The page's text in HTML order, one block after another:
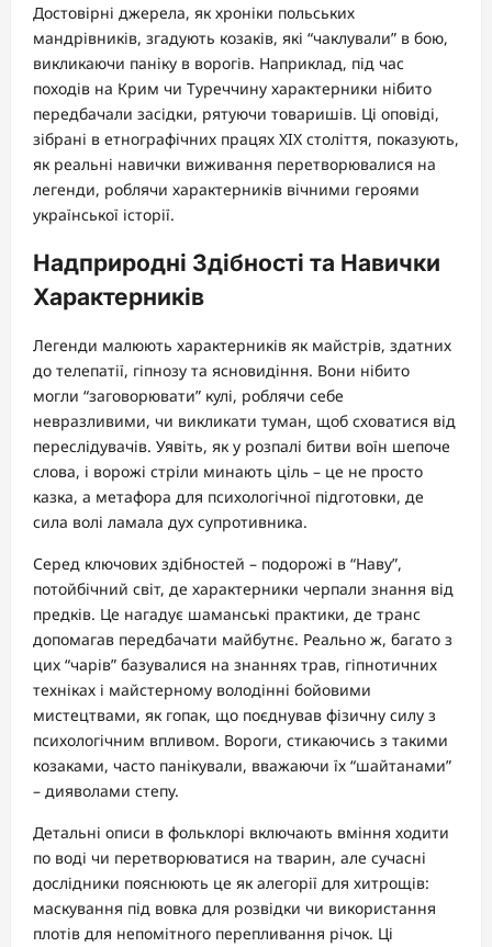
Достовірні джерела, як хроніки польських
мандрівників, згадують козаків, які “чаклували” в бою,
викликаючи паніку в ворогів. Наприклад, під час
походів на Крим чи Туреччину характерники нібито
передбачали засідки, рятуючи товаришів. Ці оповіді,
зібрані в етнографічних працях XIX століття, показують,
як реальні навички виживання перетворювалися на
легенди, роблячи характерників вічними героями
української історії.
Надприродні Здібності та Навички
Характерників
Легенди малюють характерників як майстрів, здатних
до телепатії, гіпнозу та ясновидіння. Вони нібито
могли “заговорювати” кулі, роблячи себе
невразливими, чи викликати туман, щоб сховатися від
переслідувачів. Уявіть, як у розпалі битви воїн шепоче
слова, і ворожі стріли минають ціль – це не просто
казка, а метафора для психологічної підготовки, де
сила волі ламала дух супротивника.
Серед ключових здібностей – подорожі в “Наву”,
потойбічний світ, де характерники черпали знання від
предків. Це нагадує шаманські практики, де транс
допомагав передбачати майбутнє. Реально ж, багато з
цих “чарів” базувалися на знаннях трав, гіпнотичних
техніках і майстерному володінні бойовими
мистецтвами, як гопак, що поєднував фізичну силу з
психологічним впливом. Вороги, стикаючись з такими
козаками, часто панікували, вважаючи їх “шайтанами”
– дияволами степу.
Детальні описи в фольклорі включають вміння ходити
по воді чи перетворюватися на тварин, але сучасні
дослідники пояснюють це як алегорії для хитрощів:
маскування під вовка для розвідки чи використання
плотів для непомітного перепливання річок. Ці